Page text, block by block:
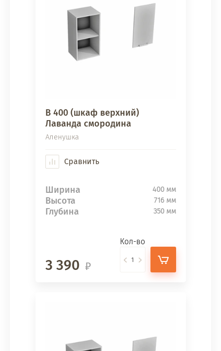
В 400 (шкаф верхний)
Лаванда смородина
Аленушка
Сравнить
Ширина 400 мм
Высота 716 мм
Глубина 350 мм
3 390
Кол-во